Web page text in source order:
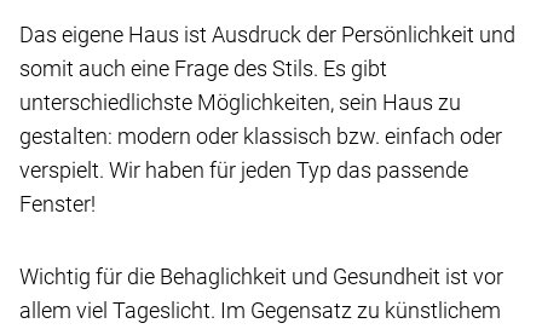
Das eigene Haus ist Ausdruck der Persönlichkeit und
somit auch eine Frage des Stils. Es gibt
unterschiedlichste Möglichkeiten, sein Haus zu
gestalten: modern oder klassisch bzw. einfach oder
verspielt. Wir haben für jeden Typ das passende
Fenster!
Wichtig für die Behaglichkeit und Gesundheit ist vor
allem viel Tageslicht. Im Gegensatz zu künstlichem